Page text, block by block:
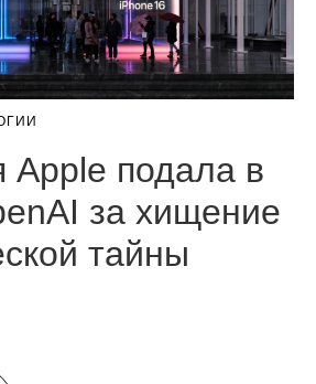
Apple подала в
за хищение
тайны